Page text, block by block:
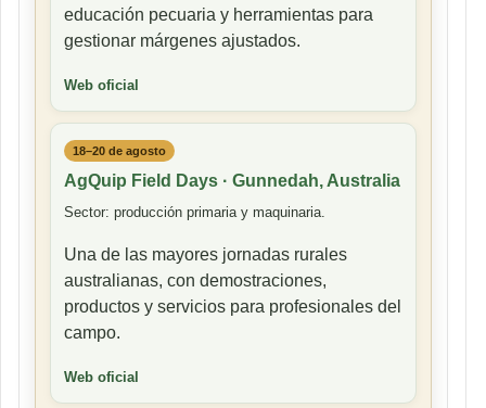
educación pecuaria y herramientas para
gestionar márgenes ajustados.
Web oficial
18–20 de agosto
AgQuip Field Days · Gunnedah, Australia
Sector: producción primaria y maquinaria.
Una de las mayores jornadas rurales
australianas, con demostraciones,
productos y servicios para profesionales del
campo.
Web oficial